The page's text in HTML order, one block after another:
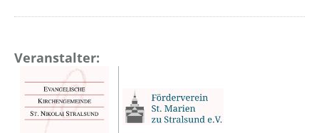
Veranstalter: